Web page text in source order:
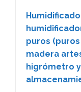
puros
madera
higrómetro